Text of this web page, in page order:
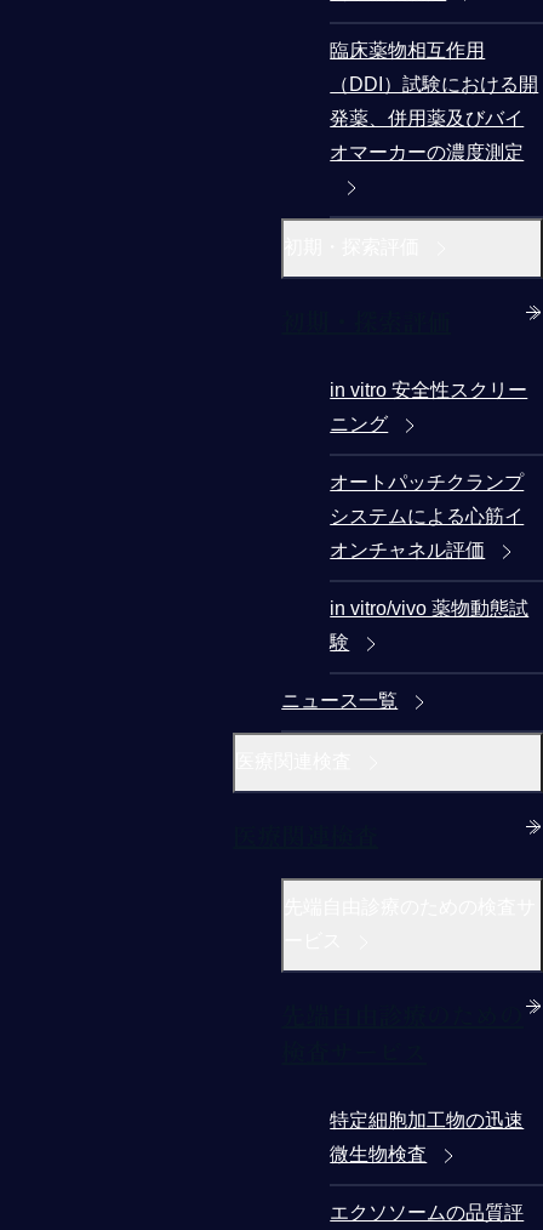
臨床薬物相互作用
（DDI）試験における開
発薬、併用薬及びバイ
オマーカーの濃度測定
in vitro 安全性スクリー
ニング
オートパッチクランプ
システムによる心筋イ
オンチャネル評価
in vitro/vivo 薬物動態試
験
ニュース一覧
特定細胞加工物の迅速
微生物検査
エクソソームの品質評